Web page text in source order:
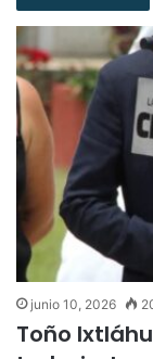
junio 10, 2026
Toño